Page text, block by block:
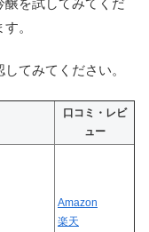
醸を試してみてくだ
。
てみてください。
口コミ・レビ
ュー
Amazon
楽天